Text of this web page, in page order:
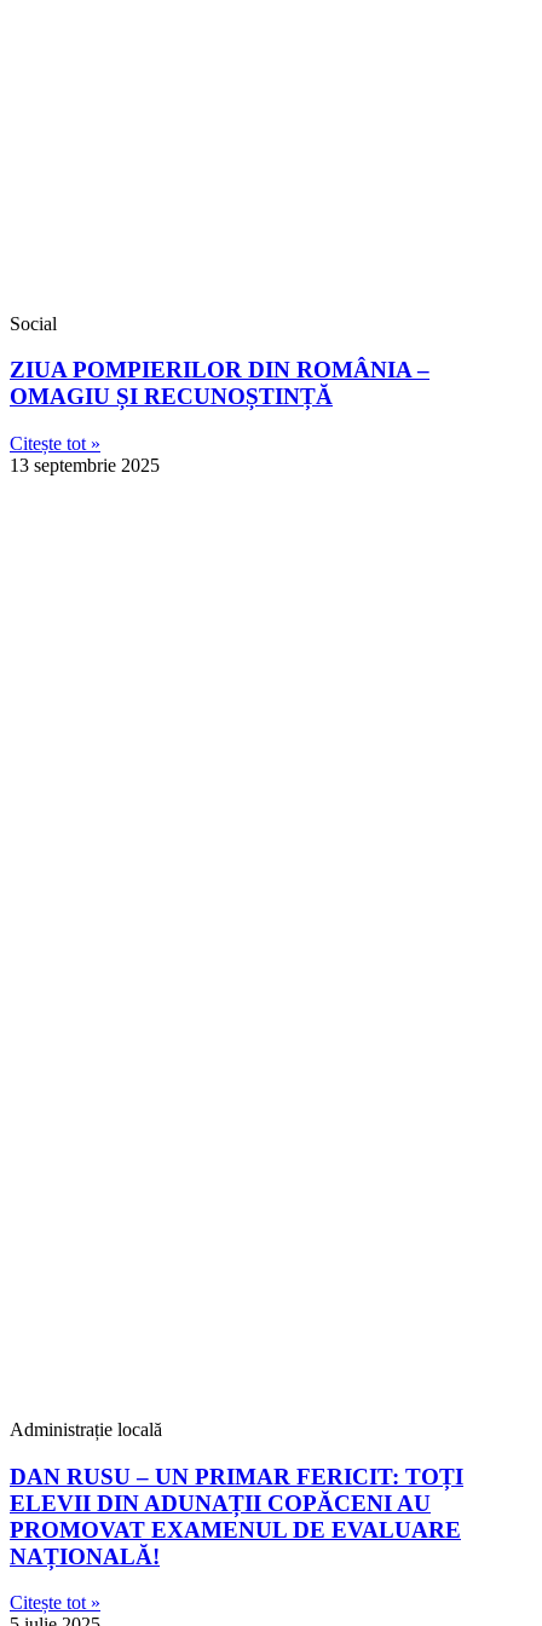
Social
ZIUA POMPIERILOR DIN ROMÂNIA –
OMAGIU ȘI RECUNOȘTINȚĂ
Citește tot »
13 septembrie 2025
Administrație locală
DAN RUSU – UN PRIMAR FERICIT: TOȚI
ELEVII DIN ADUNAȚII COPĂCENI AU
PROMOVAT EXAMENUL DE EVALUARE
NAȚIONALĂ!
Citește tot »